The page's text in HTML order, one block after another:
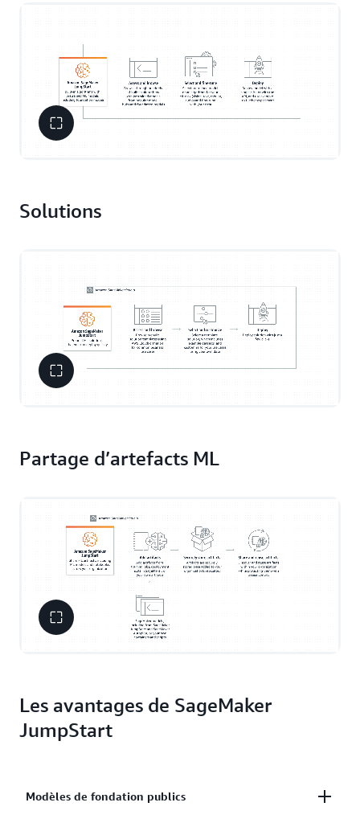
Solutions
Partage d’artefacts ML
Les avantages de SageMaker
JumpStart
Modèles de fondation publics